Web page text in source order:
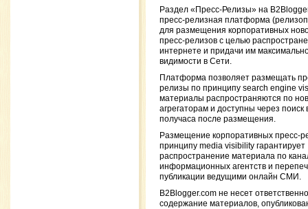
Раздел «Пресс-Релизы» на
пресс-релизная платформа
для размещения корпоративных
пресс-релизов с целью
интернете и придачи им
видимости в Сети.
Платформа позволяет размещать
релизы по принципу search engine
материалы распространяются по
агрегаторам и доступны через поиск
получаса после размещения.
Размещение корпоративных пресс-
принципу media visibility гарантирует
распространение материала по
информационных агентств и
публикации ведущими онлайн СМИ.
B2Blogger.com не несет
содержание материалов,